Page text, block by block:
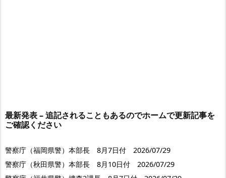
最新発表 – 追記されることもあるのでホームで更新記事を
ご確認ください
警察庁（福岡県警）本部長 8月7日付 2026/07/29
警察庁（秋田県警）本部長 8月10日付 2026/07/29